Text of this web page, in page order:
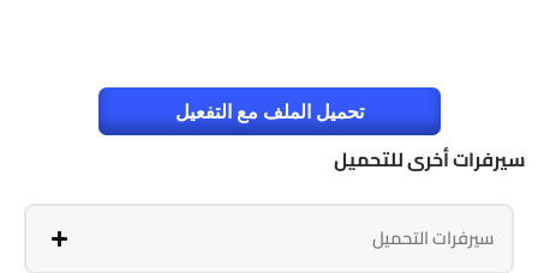
تحميل الملف مع التفعيل
سيرفرات أخرى للتحميل
سيرفرات التحميل